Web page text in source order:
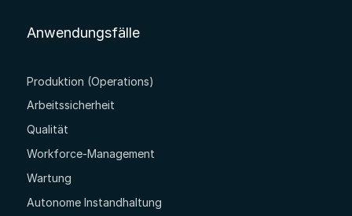
Anwendungsfälle
Produktion (Operations)
Arbeitssicherheit
Qualität
Workforce-Management
Wartung
Autonome Instandhaltung